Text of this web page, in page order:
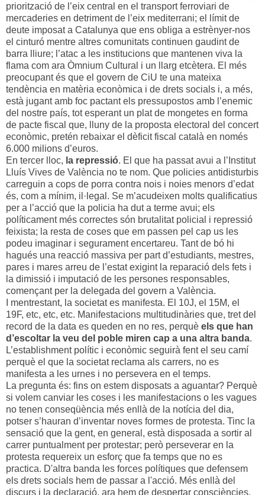
priorització de l’eix central en el transport ferroviari de
mercaderies en detriment de l’eix mediterrani; el límit de
deute imposat a Catalunya que ens obliga a estrènyer-nos
el cinturó mentre altres comunitats continuen gaudint de
barra lliure; l’atac a les institucions que mantenen viva la
flama com ara Òmnium Cultural i un llarg etcètera. El més
preocupant és que el govern de CiU te una mateixa
tendència en matèria econòmica i de drets socials i, a més,
està jugant amb foc pactant els pressupostos amb l’enemic
del nostre país, tot esperant un plat de mongetes en forma
de pacte fiscal que, lluny de la proposta electoral del concert
econòmic, pretén rebaixar el dèficit fiscal català en només
6.000 milions d’euros.
En tercer lloc, la repressió. El que ha passat avui a l’Institut
Lluís Vives de València no te nom. Que policies antidisturbis
carreguin a cops de porra contra nois i noies menors d’edat
és, com a mínim, il·legal. Se m’acudeixen molts qualificatius
per a l’acció que la policia ha dut a terme avui; els
políticament més correctes són brutalitat policial i repressió
feixista; la resta de coses que em passen pel cap us les
podeu imaginar i segurament encertareu. Tant de bó hi
hagués una reacció massiva per part d’estudiants, mestres,
pares i mares arreu de l’estat exigint la reparació dels fets i
la dimissió i imputació de les persones responsables,
començant per la delegada del govern a València.
I mentrestant, la societat es manifesta. El 10J, el 15M, el
19F, etc, etc, etc. Manifestacions multitudinàries que, tret del
record de la data es queden en no res, perquè els que han
d’escoltar la veu del poble miren cap a una altra banda.
L’establishment polític i econòmic seguirà fent el seu camí
perquè el que la societat reclama als carrers, no es
manifesta a les urnes i no persevera en el temps.
La pregunta és: fins on estem disposats a aguantar? Perquè
si volem canviar les coses i les manifestacions o les vagues
no tenen conseqüència més enllà de la notícia del dia,
potser s’hauran d’inventar noves formes de protesta. Tinc la
sensació que la gent, en general, està disposada a sortir al
carrer puntualment per protestar; però perseverar en la
protesta requereix un esforç que fa temps que no es
practica. D'altra banda les forces polítiques que defensem
els drets socials hem de passar a l'acció. Més enllà del
discurs i la declaració, ara hem de despertar consciències.